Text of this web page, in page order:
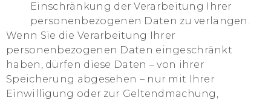
Einschränkung der Verarbeitung Ihrer
personenbezogenen Daten zu verlangen.
Wenn Sie die Verarbeitung Ihrer
personenbezogenen Daten eingeschränkt
haben, dürfen diese Daten – von ihrer
Speicherung abgesehen – nur mit Ihrer
Einwilligung oder zur Geltendmachung,